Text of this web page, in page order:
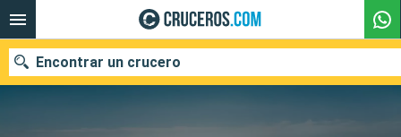
Encontrar un crucero